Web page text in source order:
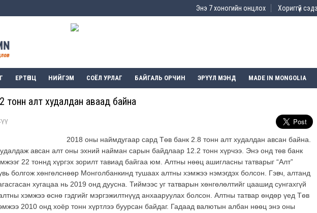
Энэ 7 хоногийн онцлох Хориггүй
ЕРТӨНЦ НИЙГЭМ СОЁЛ УРЛАГ БАЙГАЛЬ ОРЧИН ЭРҮҮЛ МЭНД MADE IN MONGOLIA
тонн алт худалдан аваад байна
2018 оны наймдугаар сард Төв банк 2.8 тонн алт худалдан авсан байна.
авсан алт оны эхний найман сарын байдлаар 12.2 тонн хүрчээ. Энэ онд төв банк
22 тоннд хүргэх зорилт тавиад байгаа юм. Алтны нөөц ашигласны татварыг “Алт”
болгож хөнгөлснөөр Монголбанкинд тушаах алтны хэмжээ нэмэгдэх болсон. Гэвч, алтанд
хугацаа нь 2019 онд дуусна. Тиймээс уг татварын хөнгөлөлтийг цаашид сунгахгүй
хэмжээ өснө гэдгийг мэргэжилтнүүд анхааруулах болсон. Алтны татвар өндөр үед Төв
2010 онд хоёр тонн хүртлээ буурсан байдаг. Гадаад валютын албан нөөц энэ оны